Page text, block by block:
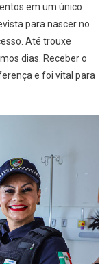
em um único
para nascer no
Até trouxe
dias. Receber o
e foi vital para